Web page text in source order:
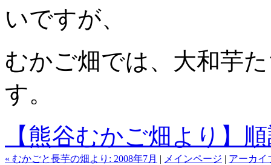
いですが、
むかご畑では、大和芋
す。
【熊谷むかご畑より】
« むかごと長芋の畑より: 2008年7月 | メインページ | アーカイ